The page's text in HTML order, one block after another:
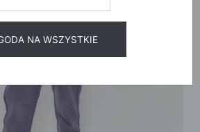
NA WSZYSTKIE